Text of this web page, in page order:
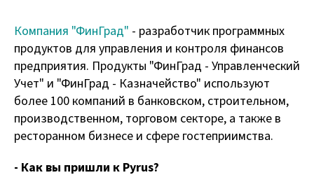
Компания "ФинГрад" - разработчик программных
продуктов для управления и контроля финансов
предприятия. Продукты "ФинГрад - Управленческий
Учет" и "ФинГрад - Казначейство" используют
более 100 компаний в банковском, строительном,
производственном, торговом секторе, а также в
ресторанном бизнесе и сфере гостеприимства.
- Как вы пришли к Pyrus?